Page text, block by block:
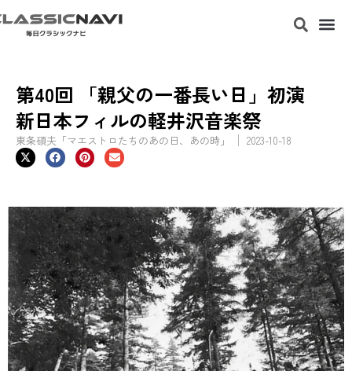
第40回 「親父の一番長い日」初演
新日本フィルの軽井沢音楽祭
東条碩夫「マエストロたちのあの日、あの時」 2023-10-18